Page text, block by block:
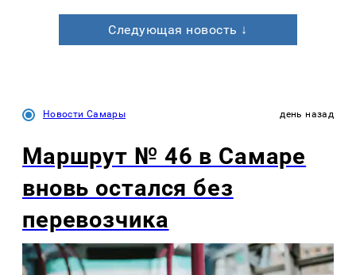
Следующая новость ↓
Новости Самары день назад
Маршрут № 46 в Самаре
вновь остался без
перевозчика